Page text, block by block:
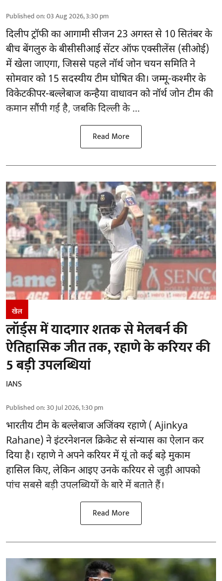
Published on:03 Aug 2026, 3:30 pm
दिलीप ट्रॉफी का आगामी सीजन 23 अगस्त से 10 सितंबर के
बीच बेंगलुरु केबीसीसीआईसेंटर ऑफ एक्सीलेंस (सीओई)
में खेला जाएगा, जिससे पहले नॉर्थ जोन चयन समिति ने
सोमवार को 15 सदस्यीय टीम घोषित की। जम्मू-कश्मीर के
विकेटकीपर-बल्लेबाज कन्हैया वाधावन को नॉर्थ जोन टीम की
कमान सौंपी गई है, जबकि दिल्ली के ...
Read More
खेल
लॉर्ड्स में यादगार शतक से मेलबर्न की
ऐतिहासिक जीत तक, रहाणे के करियर की
5 बड़ी उपलब्धियां
IANS
Published on:30 Jul 2026, 1:30 pm
भारतीय टीम के बल्लेबाजअजिंक्य रहाणे ( Ajinkya
Rahane) ने इंटरनेशनल क्रिकेट से संन्यास का ऐलान कर
दिया है। रहाणे ने अपने करियर में यूं तो कई बड़े मुकाम
हासिल किए, लेकिन आइए उनके करियर से जुड़ी आपको
पांच सबसे बड़ी उपलब्धियों के बारे में बताते हैं।
Read More